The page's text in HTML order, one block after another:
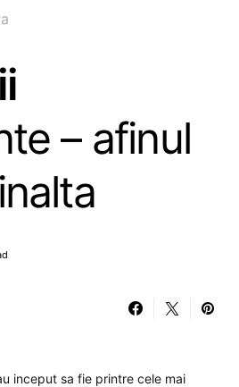
– afinul
inceput sa fie printre cele mai